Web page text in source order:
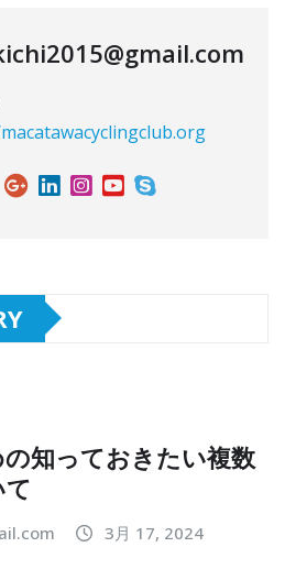
知っておきたい複数
3月 17, 2024